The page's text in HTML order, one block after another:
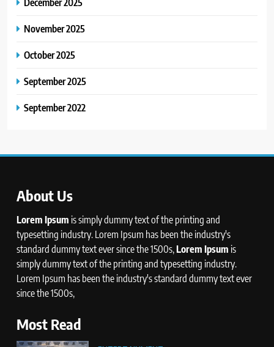
November 2025
October 2025
September 2025
September 2022
About Us
Lorem Ipsum is simply dummy text of the printing and
typesetting industry. Lorem Ipsum has been the industry's
standard dummy text ever since the 1500s,Lorem Ipsum is
simply dummy text of the printing and typesetting industry.
Lorem Ipsum has been the industry's standard dummy text ever
since the 1500s,
Most Read